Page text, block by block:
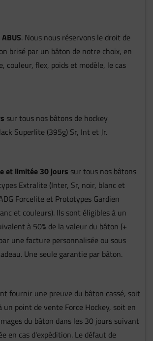
. Nous nous réservons le droit de
brisé par un bâton de notre choix, en
couleur, flex, poids et modèle, le cas
sur tous nos bâtons de hockey
Superlite (395g) Sr, Int et Jr.
et limitée 30 jours sur tous nos bâtons
Extralite (Inter, Sr, noir, blanc et
Forcelite et Prototypes Gardien
et couleurs). Ils sont éligibles à un
à 50% de la valeur du bâton (+
une facture personnalisée ou sous
Une seule garantie par bâton.
fournir une preuve du bâton cassé, soit
un point de vente Force Hockey, soit en
du bâton dans les 30 jours suivant
en cas d'expédition. Le défaut de